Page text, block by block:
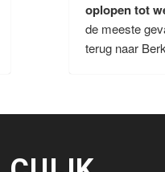
oplopen tot
de meeste
terug naar